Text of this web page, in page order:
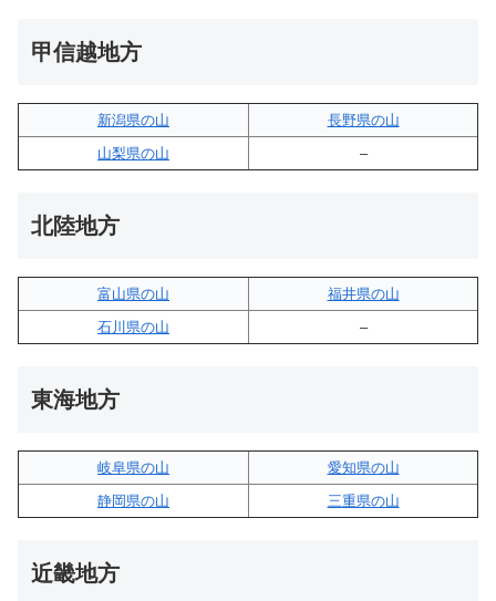
甲信越地方
新潟県の山
長野県の山
山梨県の山
–
北陸地方
富山県の山
福井県の山
石川県の山
–
東海地方
岐阜県の山
愛知県の山
静岡県の山
三重県の山
近畿地方